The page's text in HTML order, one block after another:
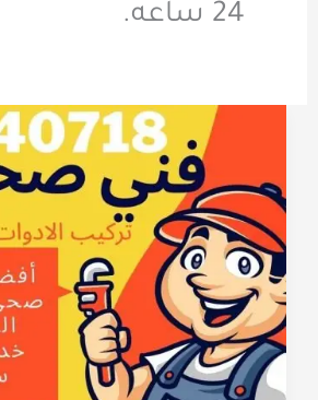
24 ساعه.